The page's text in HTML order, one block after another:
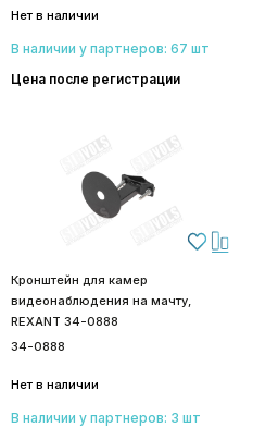
Нет в наличии
В наличии у партнеров: 67 шт
Цена после регистрации
Кронштейн для камер
видеонаблюдения на мачту,
REXANT 34-0888
34-0888
Нет в наличии
В наличии у партнеров: 3 шт